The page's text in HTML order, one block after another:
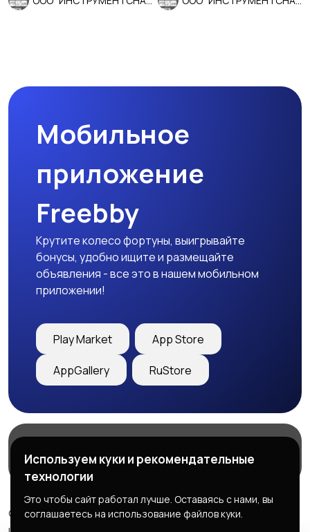
Мобильное
приложение
Freebby
Крутите колесо фортуны, выигрывайте
бонусы, удобно ищите и размещайте
объявления - все это в нашем мобильном
приложении!
Play Market App Store
AppGallery RuStore
Служба поддержки
© 2026 Freebby - Сервис бесплатных объявлений ДНР
Используем куки и рекомендательные
технологии
Это чтобы сайт работал лучше. Оставаясь с нами, вы
соглашаетесь на использование файлов куки.